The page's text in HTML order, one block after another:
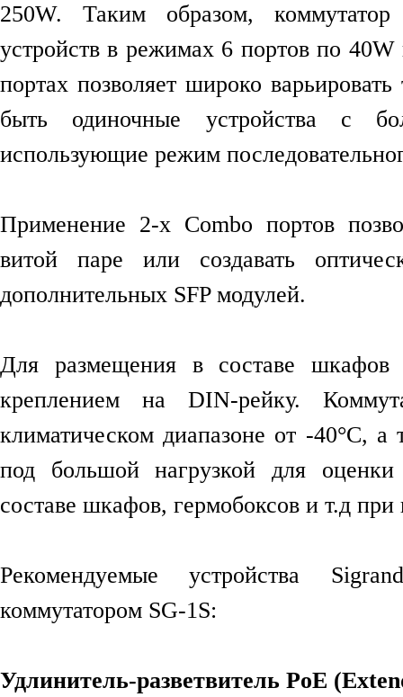
250W. Таким образом,
устройств в режимах 6 портов по
портах позволяет широко
быть одиночные устройства с
использующие режим
Применение 2-х Combo портов
витой паре или создавать
дополнительных SFP модулей.
Для размещения в составе шкафов
креплением на DIN-рейку.
климатическом диапазоне от -40°C,
под большой нагрузкой для оценки
составе шкафов, гермобоксов и т.д
Рекомендуемые устройства
коммутатором SG-1S:
Удлинитель-разветвитель PoE